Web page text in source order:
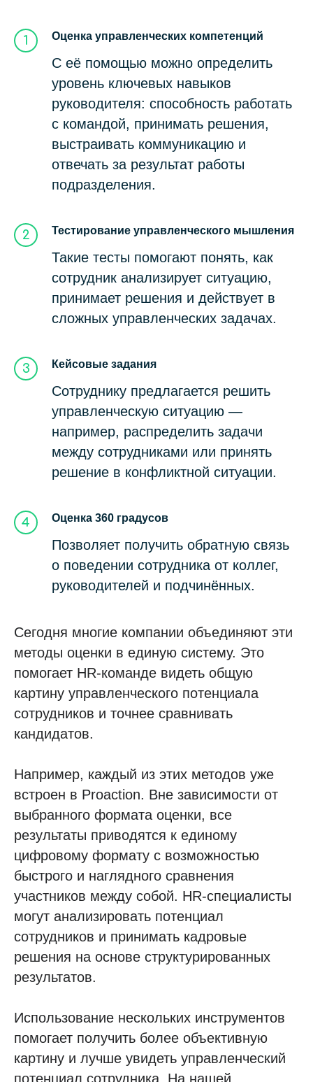
Оценка управленческих компетенций
С её помощью можно определить
уровень ключевых навыков
руководителя: способность работать
с командой, принимать решения,
выстраивать коммуникацию и
отвечать за результат работы
подразделения.
Тестирование управленческого мышления
Такие тесты помогают понять, как
сотрудник анализирует ситуацию,
принимает решения и действует в
сложных управленческих задачах.
Кейсовые задания
Сотруднику предлагается решить
управленческую ситуацию —
например, распределить задачи
между сотрудниками или принять
решение в конфликтной ситуации.
Оценка 360 градусов
Позволяет получить обратную связь
о поведении сотрудника от коллег,
руководителей и подчинённых.
Сегодня многие компании объединяют эти
методы оценки в единую систему. Это
помогает HR-команде видеть общую
картину управленческого потенциала
сотрудников и точнее сравнивать
кандидатов.
Например, каждый из этих методов уже
встроен в Proaction. Вне зависимости от
выбранного формата оценки, все
результаты приводятся к единому
цифровому формату с возможностью
быстрого и наглядного сравнения
участников между собой. HR-специалисты
могут анализировать потенциал
сотрудников и принимать кадровые
решения на основе структурированных
результатов.
Использование нескольких инструментов
помогает получить более объективную
картину и лучше увидеть управленческий
потенциал сотрудника. На нашей